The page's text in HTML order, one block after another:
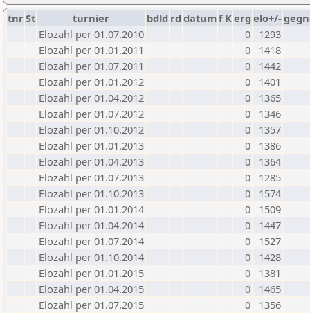
tnrSt turnier bdld rd datumf Kerg elo+/-
Elozahl per 01.07.2010
0
1293
Elozahl per 01.01.2011
0
1418
Elozahl per 01.07.2011
0
1442
Elozahl per 01.01.2012
0
1401
Elozahl per 01.04.2012
0
1365
Elozahl per 01.07.2012
0
1346
Elozahl per 01.10.2012
0
1357
Elozahl per 01.01.2013
0
1386
Elozahl per 01.04.2013
0
1364
Elozahl per 01.07.2013
0
1285
Elozahl per 01.10.2013
0
1574
Elozahl per 01.01.2014
0
1509
Elozahl per 01.04.2014
0
1447
Elozahl per 01.07.2014
0
1527
Elozahl per 01.10.2014
0
1428
Elozahl per 01.01.2015
0
1381
Elozahl per 01.04.2015
0
1465
Elozahl per 01.07.2015
0
1356